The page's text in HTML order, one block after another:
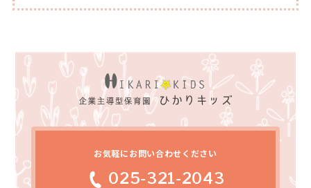
お気軽にお問い合わせください
025-321-2043